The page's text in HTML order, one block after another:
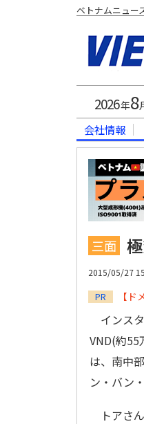
ベトナムニュー
2026年8
会社情報
三面
2015/05/27
PR 【
インス
VND(約55
は、南中
ン・バン
トアさ